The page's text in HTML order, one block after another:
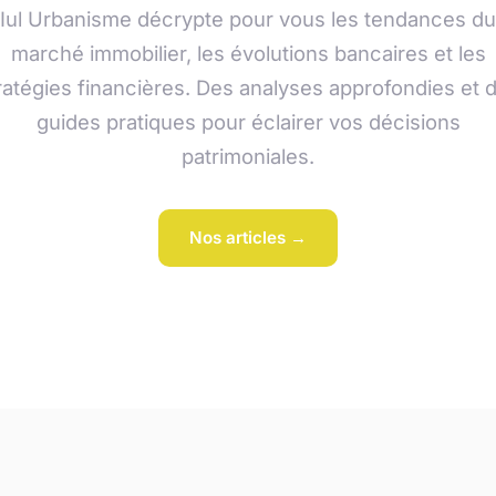
Iul Urbanisme décrypte pour vous les tendances du
marché immobilier, les évolutions bancaires et les
financières. Des analyses approfondies et
guides pratiques pour éclairer vos décisions
patrimoniales.
Nos articles →